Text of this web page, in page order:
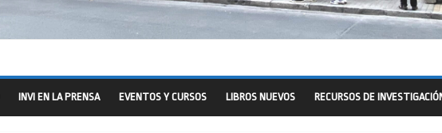
INVI EN LA PRENSA EVENTOS Y CURSOS LIBROS NUEVOS RECURSOS DE